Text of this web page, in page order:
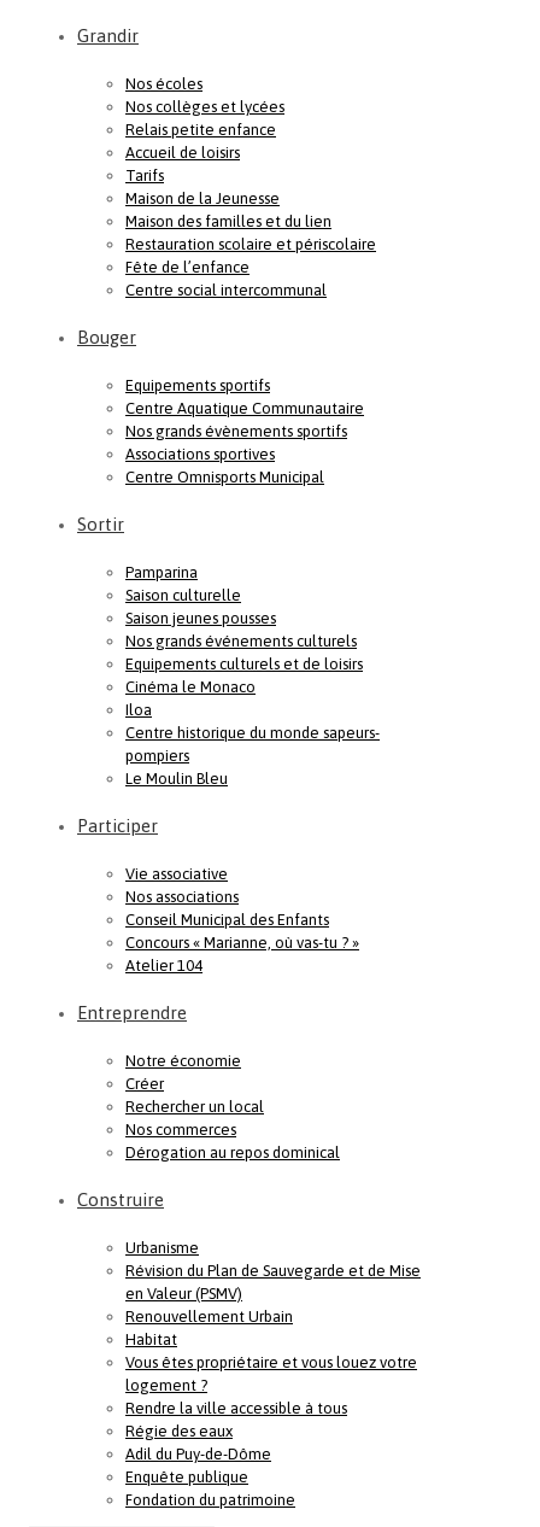
Grandir
Nos écoles
Nos collèges et lycées
Relais petite enfance
Accueil de loisirs
Tarifs
Maison de la Jeunesse
Maison des familles et du lien
Restauration scolaire et périscolaire
Fête de l’enfance
Centre social intercommunal
Bouger
Equipements sportifs
Centre Aquatique Communautaire
Nos grands évènements sportifs
Associations sportives
Centre Omnisports Municipal
Sortir
Pamparina
Saison culturelle
Saison jeunes pousses
Nos grands événements culturels
Equipements culturels et de loisirs
Cinéma le Monaco
Iloa
Centre historique du monde sapeurs-
pompiers
Le Moulin Bleu
Participer
Vie associative
Nos associations
Conseil Municipal des Enfants
Concours « Marianne, où vas-tu ? »
Atelier 104
Entreprendre
Notre économie
Créer
Rechercher un local
Nos commerces
Dérogation au repos dominical
Construire
Urbanisme
Révision du Plan de Sauvegarde et de Mise
en Valeur (PSMV)
Renouvellement Urbain
Habitat
Vous êtes propriétaire et vous louez votre
logement ?
Rendre la ville accessible à tous
Régie des eaux
Adil du Puy-de-Dôme
Enquête publique
Fondation du patrimoine